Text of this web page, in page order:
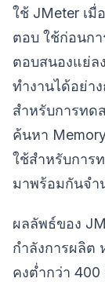
ใช้ JMeter เมื่
ตอบ ใช้ก่อนกา
ตอบสนองแย่ล
ทำงานได้อย่า
สำหรับการทด
ค้นหา
ใช้สำหรับการ
มาพร้อมกันจำ
ผลลัพธ์ของ
กำลังการผลิต
คงต่ำกว่า